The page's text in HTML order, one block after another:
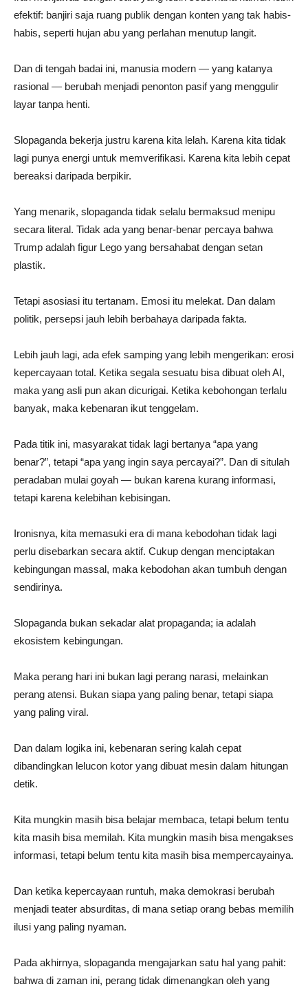
efektif: banjiri saja ruang publik dengan konten yang tak habis-
habis, seperti hujan abu yang perlahan menutup langit.
Dan di tengah badai ini, manusia modern — yang katanya
rasional — berubah menjadi penonton pasif yang menggulir
layar tanpa henti.
Slopaganda bekerja justru karena kita lelah. Karena kita tidak
lagi punya energi untuk memverifikasi. Karena kita lebih cepat
bereaksi daripada berpikir.
Yang menarik, slopaganda tidak selalu bermaksud menipu
secara literal. Tidak ada yang benar-benar percaya bahwa
Trump adalah figur Lego yang bersahabat dengan setan
plastik.
Tetapi asosiasi itu tertanam. Emosi itu melekat. Dan dalam
politik, persepsi jauh lebih berbahaya daripada fakta.
Lebih jauh lagi, ada efek samping yang lebih mengerikan: erosi
kepercayaan total. Ketika segala sesuatu bisa dibuat oleh AI,
maka yang asli pun akan dicurigai. Ketika kebohongan terlalu
banyak, maka kebenaran ikut tenggelam.
Pada titik ini, masyarakat tidak lagi bertanya “apa yang
benar?”, tetapi “apa yang ingin saya percayai?”. Dan di situlah
peradaban mulai goyah — bukan karena kurang informasi,
tetapi karena kelebihan kebisingan.
Ironisnya, kita memasuki era di mana kebodohan tidak lagi
perlu disebarkan secara aktif. Cukup dengan menciptakan
kebingungan massal, maka kebodohan akan tumbuh dengan
sendirinya.
Slopaganda bukan sekadar alat propaganda; ia adalah
ekosistem kebingungan.
Maka perang hari ini bukan lagi perang narasi, melainkan
perang atensi. Bukan siapa yang paling benar, tetapi siapa
yang paling viral.
Dan dalam logika ini, kebenaran sering kalah cepat
dibandingkan lelucon kotor yang dibuat mesin dalam hitungan
detik.
Kita mungkin masih bisa belajar membaca, tetapi belum tentu
kita masih bisa memilah. Kita mungkin masih bisa mengakses
informasi, tetapi belum tentu kita masih bisa mempercayainya.
Dan ketika kepercayaan runtuh, maka demokrasi berubah
menjadi teater absurditas, di mana setiap orang bebas memilih
ilusi yang paling nyaman.
Pada akhirnya, slopaganda mengajarkan satu hal yang pahit:
bahwa di zaman ini, perang tidak dimenangkan oleh yang